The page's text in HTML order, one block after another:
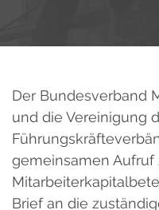
Der Bundesverband
und die Vereinigung
gemeinsamen Aufruf
Brief an die